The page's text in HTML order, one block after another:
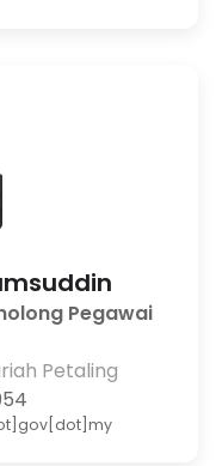
Pegawai
Petaling